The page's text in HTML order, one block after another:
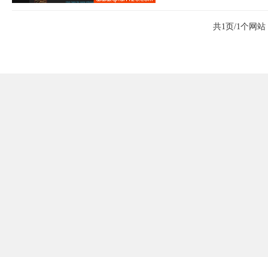
共1页/1个网站